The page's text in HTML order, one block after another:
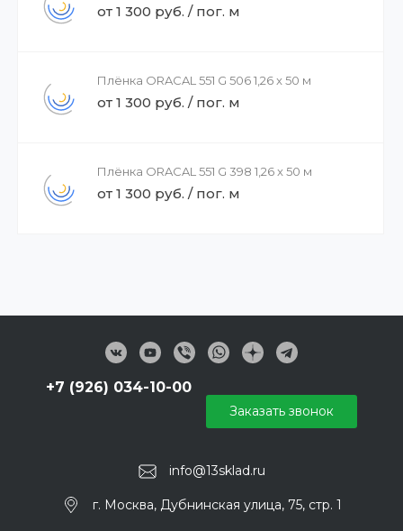
от 1 300 руб. / пог. м
Плёнка ORACAL 551 G 506 1,26 x 50 м
от 1 300 руб. / пог. м
Плёнка ORACAL 551 G 398 1,26 x 50 м
от 1 300 руб. / пог. м
info@13sklad.ru
+7 (926) 034-10-00
г. Москва, Дубнинская улица, 75, стр. 1
Заказать звонок